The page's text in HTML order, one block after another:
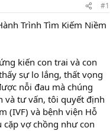
#1
Trình Tìm Kiếm Niềm
kiến con trai và con
sự lo lắng, thất vọng
nỗi đau mà chúng
và tư vấn, tôi quyết định
(IVF) và bệnh viện Hỗ
cặp vợ chồng như con